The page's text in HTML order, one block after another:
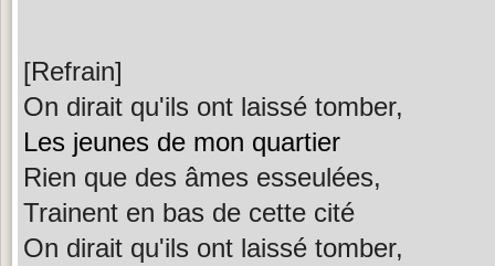
[Refrain]
On dirait qu'ils ont laissé tomber,
Les jeunes de mon quartier
Rien que des âmes esseulées,
Trainent en bas de cette cité
On dirait qu'ils ont laissé tomber,